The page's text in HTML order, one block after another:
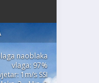
naoblaka
vlaga: 97%
1m/s SSI